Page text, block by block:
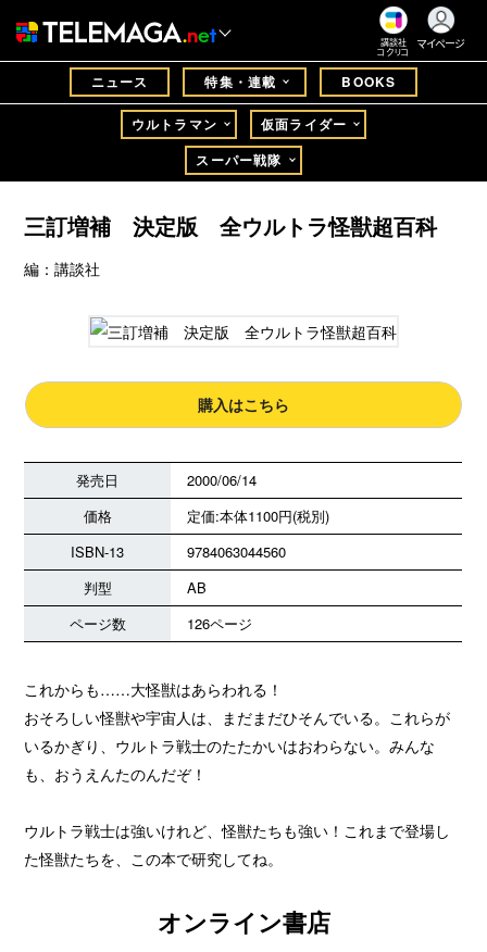
講談社
コクリコ
マイページ
ニュース 特集・連載 BOOKS
ウルトラマン
仮面ライダー
スーパー戦隊
三訂増補 決定版 全ウルトラ怪獣超百科
編：講談社
購入はこちら
発売日
2000/06/14
価格
定価:本体1100円(税別)
ISBN-13
9784063044560
判型
AB
ページ数
126ページ
これからも……大怪獣はあらわれる！
おそろしい怪獣や宇宙人は、まだまだひそんでいる。これらが
いるかぎり、ウルトラ戦士のたたかいはおわらない。みんな
も、おうえんたのんだぞ！
ウルトラ戦士は強いけれど、怪獣たちも強い！これまで登場し
た怪獣たちを、この本で研究してね。
オンライン書店